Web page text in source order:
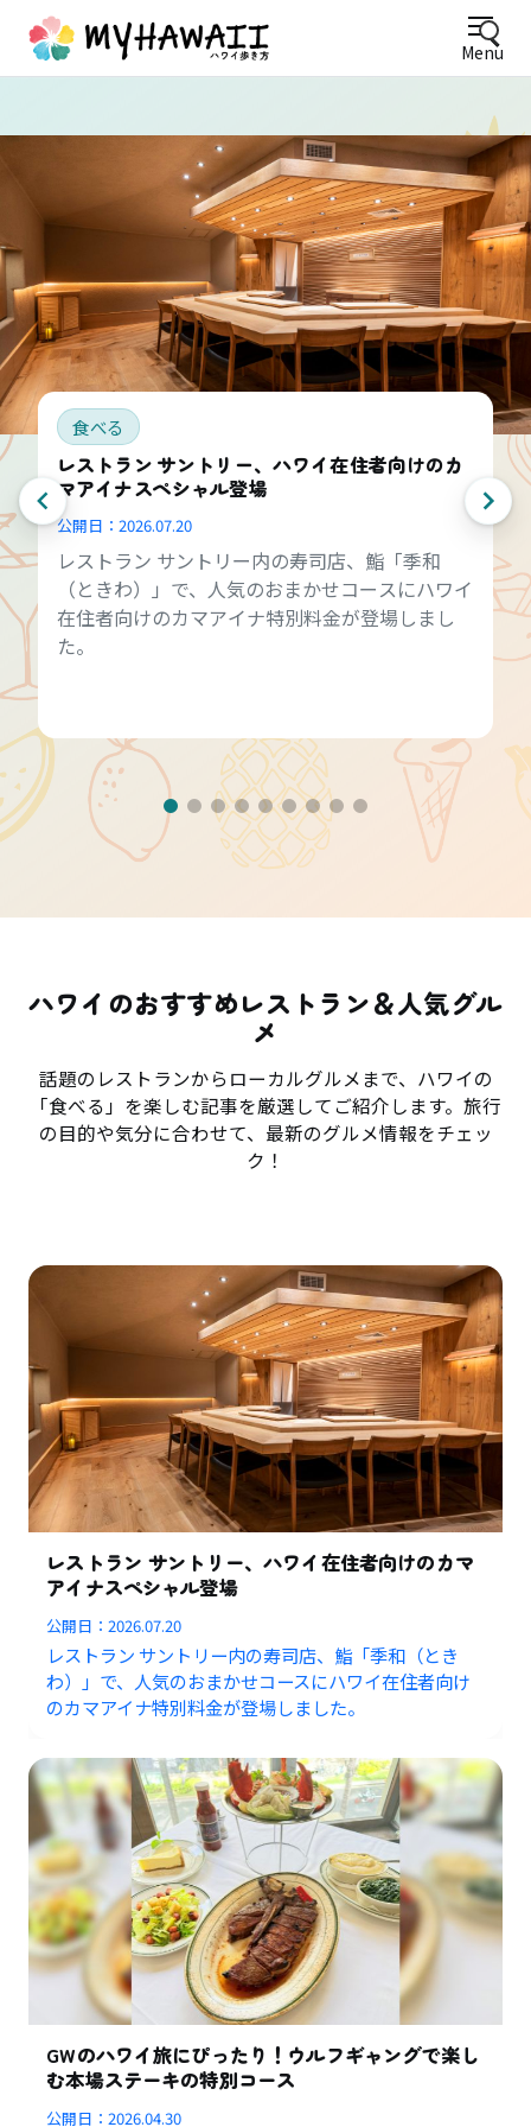
Menu
食べる
アラモアナセンターで食べるならココ！2026年
最新版おすすめレストラン2選＆ジャンル別7選
公開日： 2026.03.13
アラモアナセンターにある160を超える多彩な飲
食店の中から、編集部が厳選したおすすめレスト
ランに加え、ステーキやポケ丼などハワイで味わ
いたいグルメ別の人気店をご紹介します。
ハワイのおすすめレストラン＆人気グル
メ
話題のレストランからローカルグルメまで、ハワイの
「食べる」を楽しむ記事を厳選してご紹介します。旅行
の目的や気分に合わせて、最新のグルメ情報をチェッ
ク！
レストラン サントリー、ハワイ在住者向けのカマ
アイナスペシャル登場
公開日：2026.07.20
レストラン サントリー内の寿司店、鮨「季和（とき
わ）」で、人気のおまかせコースにハワイ在住者向け
のカマアイナ特別料金が登場しました。
GWのハワイ旅にぴったり！ウルフギャングで楽し
む本場ステーキの特別コース
公開日：2026.04.30